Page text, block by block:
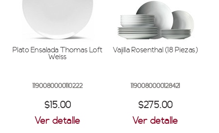
Plato Ensalada Thomas Loft
Weiss
1190080000110222
$15.00
Ver detalle
Vajilla Rosenthal (18 Piezas)
1190080000128421
$275.00
Ver detalle